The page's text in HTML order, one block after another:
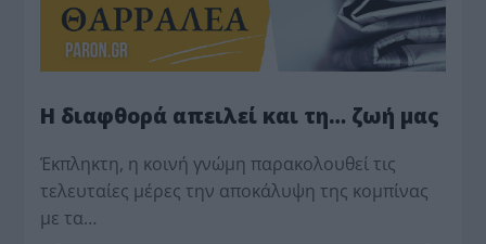
Η διαφθορά απειλεί και τη… ζωή μας
Έκπληκτη, η κοινή γνώμη παρακολουθεί τις
τελευταίες μέρες την αποκάλυψη της κο­μπίνας
με τα…